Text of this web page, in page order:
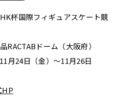
杯国際フィギュアスケート競
RACTABドーム（大阪府）
月24日（金）～11月26日
HP